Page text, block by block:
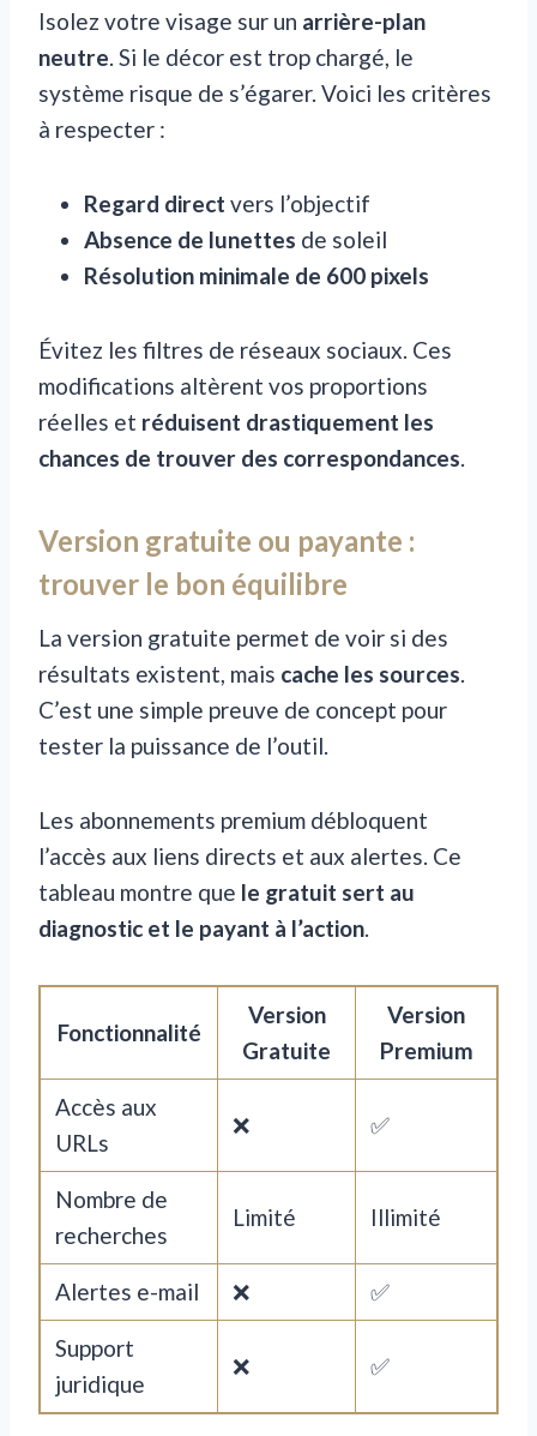
Isolez votre visage sur un arrière-plan
neutre. Si le décor est trop chargé, le
système risque de s’égarer. Voici les critères
à respecter :
Regard direct vers l’objectif
Absence de lunettes de soleil
Résolution minimale de 600 pixels
Évitez les filtres de réseaux sociaux. Ces
modifications altèrent vos proportions
réelles et réduisent drastiquement les
chances de trouver des correspondances.
Version gratuite ou payante :
trouver le bon équilibre
La version gratuite permet de voir si des
résultats existent, mais cache les sources.
C’est une simple preuve de concept pour
tester la puissance de l’outil.
Les abonnements premium débloquent
l’accès aux liens directs et aux alertes. Ce
tableau montre que le gratuit sert au
diagnostic et le payant à l’action.
Fonctionnalité
Version
Gratuite
Version
Premium
Accès aux
URLs
❌ ✅
Nombre de
recherches
Limité Illimité
Alertes e-mail ❌ ✅
Support
juridique
❌ ✅